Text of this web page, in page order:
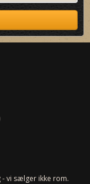
- vi sælger ikke rom.